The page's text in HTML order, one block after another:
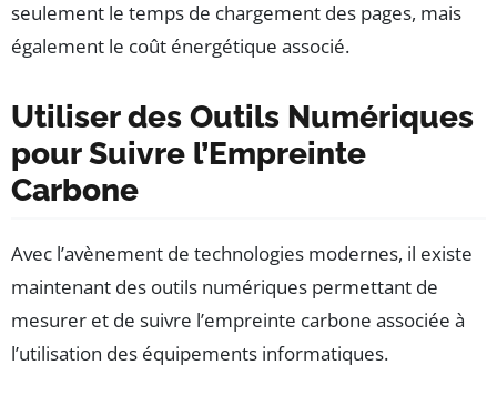
seulement le temps de chargement des pages, mais
également le coût énergétique associé.
Utiliser des Outils Numériques
pour Suivre l’Empreinte
Carbone
Avec l’avènement de technologies modernes, il existe
maintenant des outils numériques permettant de
mesurer et de suivre l’empreinte carbone associée à
l’utilisation des équipements informatiques.